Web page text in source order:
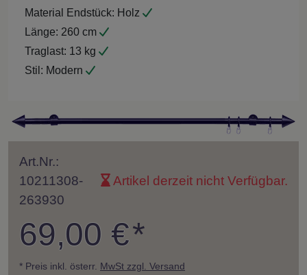
Material Endstück: Holz
Länge: 260 cm
Traglast: 13 kg
Stil: Modern
Art.Nr.:
10211308-
263930
Artikel derzeit nicht Verfügbar.
69,00 €*
* Preis inkl. österr. MwSt zzgl. Versand